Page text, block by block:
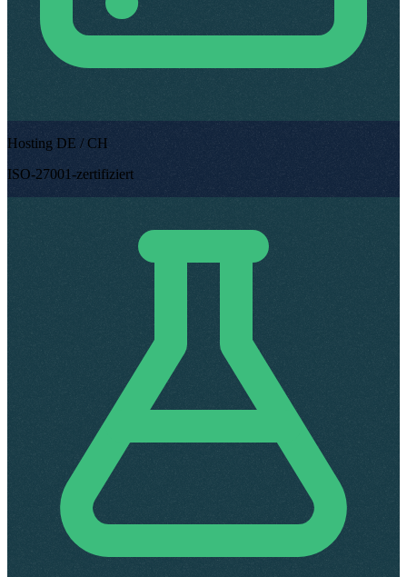
Hosting DE / CH
ISO-27001-zertifiziert